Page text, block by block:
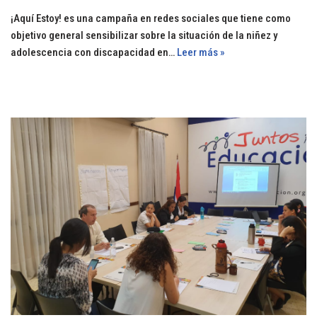
¡Aquí Estoy! es una campaña en redes sociales que tiene como
objetivo general sensibilizar sobre la situación de la niñez y
adolescencia con discapacidad en… Leer más »